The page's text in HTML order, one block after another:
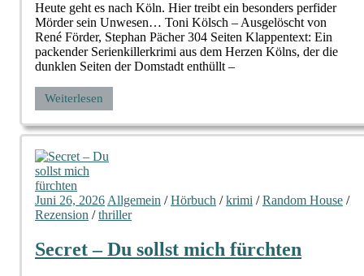
Heute geht es nach Köln. Hier treibt ein besonders perfider
Mörder sein Unwesen… Toni Kölsch – Ausgelöscht von
René Förder, Stephan Pächer 304 Seiten Klappentext: Ein
packender Serienkillerkrimi aus dem Herzen Kölns, der die
dunklen Seiten der Domstadt enthüllt –
Weiterlesen
Juni 26, 2026 Allgemein /Hörbuch /krimi /Random House /
Rezension /thriller
Secret – Du sollst mich fürchten